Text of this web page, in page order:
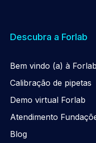
Descubra a Forlab
Bem vindo (a) à Forlab
Calibração de pipetas
Demo virtual Forlab
Atendimento
Blog